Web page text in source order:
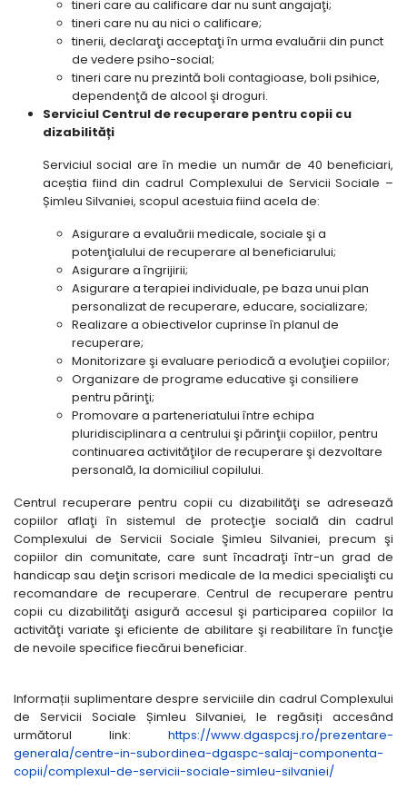
tineri care au calificare dar nu sunt angajaţi;
tineri care nu au nici o calificare;
tinerii, declaraţi acceptaţi în urma evaluării din punct
de vedere psiho-social;
tineri care nu prezintă boli contagioase, boli psihice,
dependenţă de alcool şi droguri.
Serviciul Centrul de recuperare pentru copii cu
dizabilități
Serviciul social are în medie un număr de 40 beneficiari,
aceștia fiind din cadrul Complexului de Servicii Sociale –
Șimleu Silvaniei, scopul acestuia fiind acela de:
Asigurare a evaluării medicale, sociale şi a
potenţialului de recuperare al beneficiarului;
Asigurare a îngrijirii;
Asigurare a terapiei individuale, pe baza unui plan
personalizat de recuperare, educare, socializare;
Realizare a obiectivelor cuprinse în planul de
recuperare;
Monitorizare şi evaluare periodică a evoluţiei copiilor;
Organizare de programe educative şi consiliere
pentru părinţi;
Promovare a parteneriatului între echipa
pluridisciplinara a centrului şi părinţii copiilor, pentru
continuarea activităţilor de recuperare şi dezvoltare
personală, la domiciliul copilului.
Centrul recuperare pentru copii cu dizabilităţi se adresează
copiilor aflaţi în sistemul de protecţie socială din cadrul
Complexului de Servicii Sociale Şimleu Silvaniei, precum şi
copiilor din comunitate, care sunt încadraţi într-un grad de
handicap sau deţin scrisori medicale de la medici specialişti cu
recomandare de recuperare. Centrul de recuperare pentru
copii cu dizabilităţi asigură accesul şi participarea copiilor la
activităţi variate şi eficiente de abilitare şi reabilitare în funcţie
de nevoile specifice fiecărui beneficiar.
Informații suplimentare despre serviciile din cadrul Complexului
de Servicii Sociale Șimleu Silvaniei, le regăsiți accesând
următorul link: https://www.dgaspcsj.ro/prezentare-
generala/centre-in-subordinea-dgaspc-salaj-componenta-
copii/complexul-de-servicii-sociale-simleu-silvaniei/